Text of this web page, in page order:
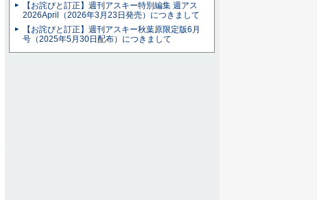
【お詫びと訂正】週刊アスキー特別編集 週アス
2026April（2026年3月23日発売）につきまして
【お詫びと訂正】週刊アスキー秋葉原限定版6月
号（2025年5月30日配布）につきまして